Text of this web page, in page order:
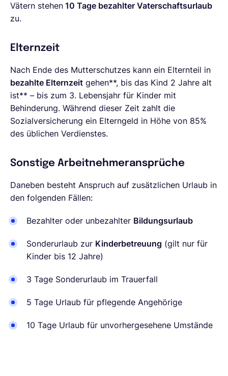
Vätern stehen 10 Tage bezahlter Vaterschaftsurlaub
zu.
Elternzeit
Nach Ende des Mutterschutzes kann ein Elternteil in
bezahlte Elternzeit gehen**, bis das Kind 2 Jahre alt
ist** – bis zum 3. Lebensjahr für Kinder mit
Behinderung. Während dieser Zeit zahlt die
Sozialversicherung ein Elterngeld in Höhe von 85%
des üblichen Verdienstes.
Sonstige Arbeitnehmeransprüche
Daneben besteht Anspruch auf zusätzlichen Urlaub in
den folgenden Fällen:
Bezahlter oder unbezahlter Bildungsurlaub
Sonderurlaub zur Kinderbetreuung (gilt nur für
Kinder bis 12 Jahre)
3 Tage Sonderurlaub im Trauerfall
5 Tage Urlaub für pflegende Angehörige
10 Tage Urlaub für unvorhergesehene Umstände